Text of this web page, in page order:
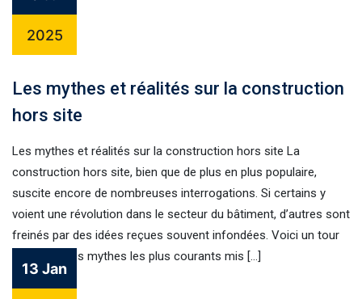
2025
Les mythes et réalités sur la construction
hors site
Les mythes et réalités sur la construction hors site La
construction hors site, bien que de plus en plus populaire,
suscite encore de nombreuses interrogations. Si certains y
voient une révolution dans le secteur du bâtiment, d’autres sont
freinés par des idées reçues souvent infondées. Voici un tour
d’horizon des mythes les plus courants mis […]
13 Jan